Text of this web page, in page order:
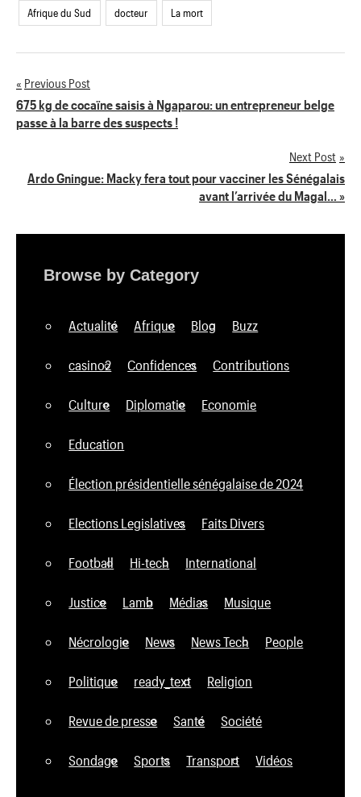
Afrique du Sud docteur La mort
Navigation
de
Previous Post
675 kg de cocaïne saisis à Ngaparou: un entrepreneur belge
passe à la barre des suspects !
Next Post
Ardo Gningue: Macky fera tout pour vacciner les Sénégalais
avant l’arrivée du Magal… »
Browse by Category
Actualité Afrique Blog Buzz
casino2 Confidences Contributions
Culture Diplomatie Economie
Education
Élection présidentielle sénégalaise de 2024
Elections Legislatives Faits Divers
Football Hi-tech International
Justice Lamb Médias Musique
Nécrologie News News Tech People
Politique ready_text Religion
Revue de presse Santé Société
Sondage Sports Transport Vidéos